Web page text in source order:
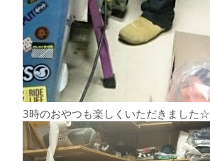
3時のおやつも楽しくいただきました☆